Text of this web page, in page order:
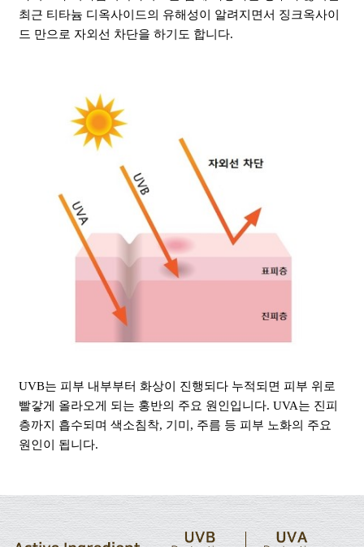
최근 티타늄 디옥사이드의 유해성이 알려지면서 징크옥사이
드 만으로 자외선 차단을 하기도 합니다.
UVB는 피부 내부부터 화상이 진행되다 누적되면 피부 위로
빨갛게 올라오게 되는 홍반의 주요 원인입니다. UVA는 진피
층까지 흡수되며 색소침착, 기미, 주름 등 피부 노화의 주요
원인이 됩니다.